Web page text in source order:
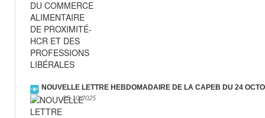
NOUVELLE LETTRE HEBDOMADAIRE DE LA CAPEB DU 24
25-10-2025